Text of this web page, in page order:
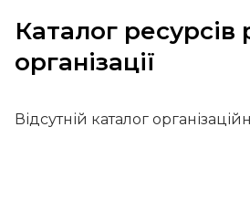
Каталог ресурсів
організації
Відсутній каталог